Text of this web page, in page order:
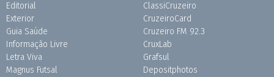
Editorial
Exterior
Guia Saúde
Informação Livre
Letra Viva
Magnus Futsal
ClassiCruzeiro
CruzeiroCard
Cruzeiro FM 92.3
CruxLab
Grafsul
Depositphotos